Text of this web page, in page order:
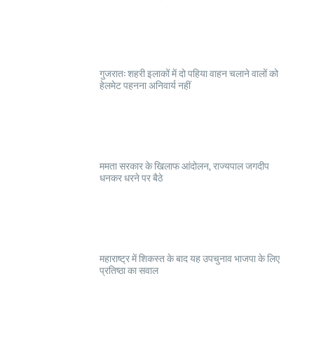
गुजरात: शहरी इलाकों में दो पहिया वाहन चलाने वालों को
हेलमेट पहनना अनिवार्य नहीं
ममता सरकार के खिलाफ आंदोलन, राज्यपाल जगदीप
धनकर धरने पर बैठे
महाराष्ट्र में शिकस्त के बाद यह उपचुनाव भाजपा के लिए
प्रतिष्ठा का सवाल